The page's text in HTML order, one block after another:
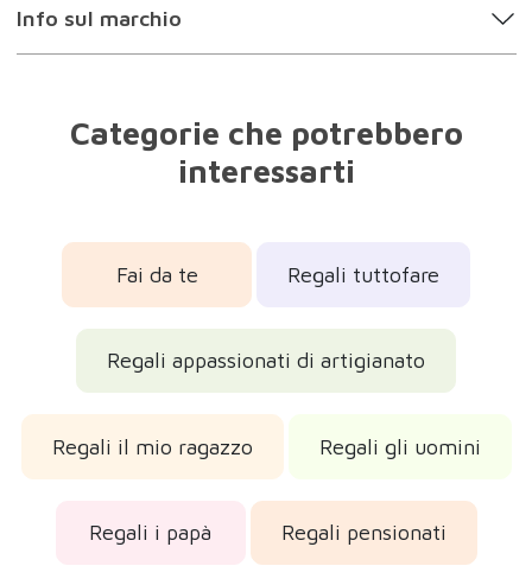
Regali belli
Regali per la Festa del Papà
Regali di compleanno
Regali di Natale 2026
Regali per la Befana